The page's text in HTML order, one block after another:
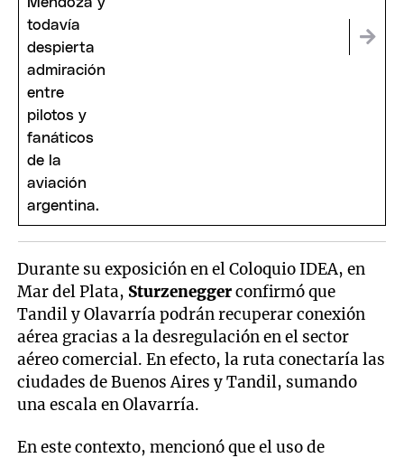
Durante su exposición en el Coloquio IDEA, en
Mar del Plata, Sturzeneggerconfirmó que
Tandil y Olavarría podrán recuperar conexión
aérea gracias a la desregulación en el sector
aéreo comercial. En efecto, la ruta conectaría las
ciudades de Buenos Aires y Tandil, sumando
una escala en Olavarría.
En este contexto, mencionó que el uso de